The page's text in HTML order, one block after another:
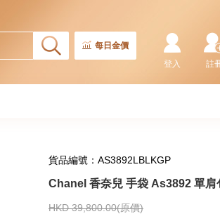
每日金價
註
登入
貨品編號：AS3892LBLKGP
Chanel 香奈兒 手袋 As3892 單肩
HKD 39,800.00(原價)
Chanel 香奈兒 手袋
單肩包/手提包